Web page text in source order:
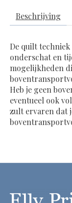
Beschrijving
De quilt
onderschat en
mogelijkheden
Heb je geen
eventueel ook
zult ervaren dat